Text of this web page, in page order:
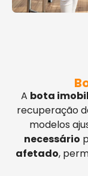
A bota
recuperação
modelos
necessário
afetado,